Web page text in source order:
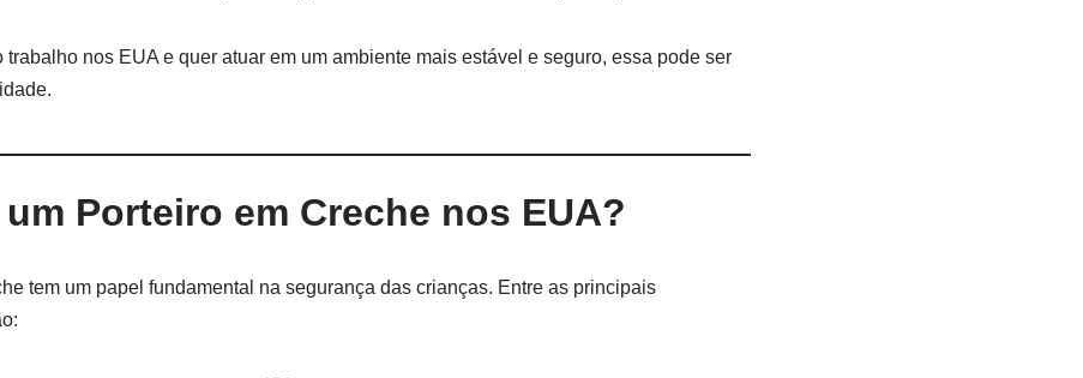
trabalho nos EUA e quer atuar em um ambiente mais estável e seguro, essa pode ser
um Porteiro em Creche nos EUA?
tem um papel fundamental na segurança das crianças. Entre as principais